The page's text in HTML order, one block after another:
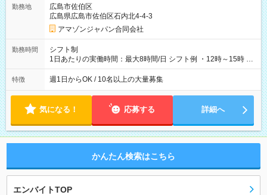
勤務地
広島市佐伯区
広島県広島市佐伯区石内北4-4-3
アマゾンジャパン合同会社
勤務時間
シフト制
1日あたりの実働時間：最大8時間/日 シフト例 ・12時～15時 入
社後、就業可能シフトをご確認の上、申請してください。
特徴 週1日からOK / 10名以上の大量募集
気になる！ 応募する 詳細へ
かんたん検索はこちら
エンバイトTOP